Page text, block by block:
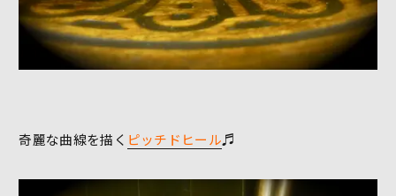
奇麗な曲線を描く ピッチドヒール♬